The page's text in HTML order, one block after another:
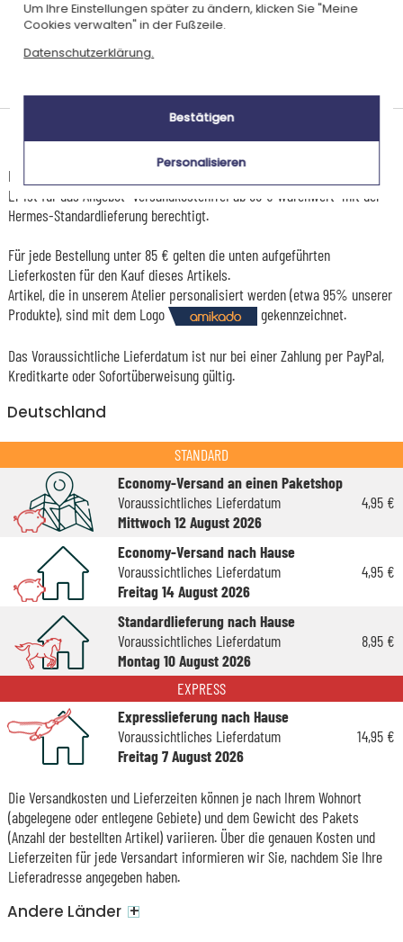
Lieferdatum und Lieferpreis
Dieser Artikel wird in unserem Atelier in Toulouse personalisiert.
Er ist für das Angebot "Versandkostenfrei ab 85 € Warenwert" mit der
Hermes-Standardlieferung berechtigt.
Für jede Bestellung unter 85 € gelten die unten aufgeführten
Lieferkosten für den Kauf dieses Artikels.
Artikel, die in unserem Atelier personalisiert werden (etwa 95% unserer
Produkte), sind mit dem Logo
gekennzeichnet.
Das Voraussichtliche Lieferdatum ist nur bei einer Zahlung per PayPal,
Kreditkarte oder Sofortüberweisung gültig.
Deutschland
STANDARD
Economy-Versand an einen Paketshop
Voraussichtliches Lieferdatum
Mittwoch 12 August 2026
4,95 €
Economy-Versand nach Hause
Voraussichtliches Lieferdatum
Freitag 14 August 2026
4,95 €
Standardlieferung nach Hause
Voraussichtliches Lieferdatum
Montag 10 August 2026
8,95 €
EXPRESS
Expresslieferung nach Hause
Voraussichtliches Lieferdatum
Freitag 7 August 2026
14,95 €
Die Versandkosten und Lieferzeiten können je nach Ihrem Wohnort
(abgelegene oder entlegene Gebiete) und dem Gewicht des Pakets
(Anzahl der bestellten Artikel) variieren. Über die genauen Kosten und
Lieferzeiten für jede Versandart informieren wir Sie, nachdem Sie Ihre
Lieferadresse angegeben haben.
Andere Länder +
Um Ihre Einstellungen später zu ändern, klicken Sie "Meine
Cookies verwalten" in der Fußzeile.
Datenschutzerklärung.
Bestätigen
Personalisieren